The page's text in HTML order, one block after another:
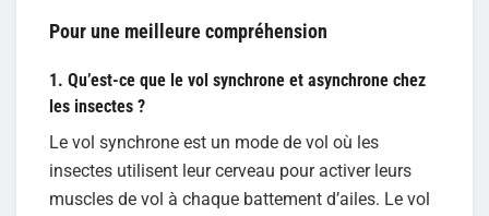
Pour une meilleure compréhension
1. Qu’est-ce que le vol synchrone et asynchrone chez
les insectes ?
Le vol synchrone est un mode de vol où les
insectes utilisent leur cerveau pour activer leurs
muscles de vol à chaque battement d’ailes. Le vol